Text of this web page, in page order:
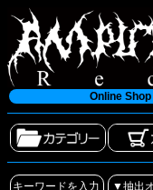
Online Shop